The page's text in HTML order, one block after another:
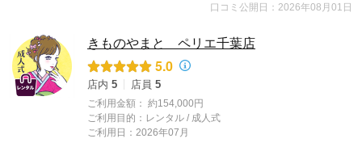
口コミ公開日：2026年08月01日
きものやまと ペリエ千葉店
5.0
店内 5 店員 5
ご利用金額： 約154,000円
ご利用目的： レンタル / 成人式
ご利用日：2026年07月